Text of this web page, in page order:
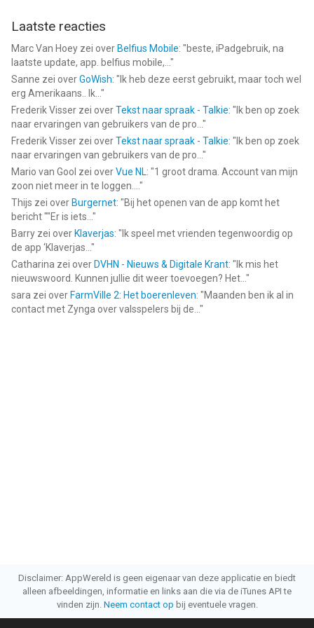
Laatste reacties
Marc Van Hoey zei over Belfius Mobile: "beste, iPadgebruik, na
laatste update, app. belfius mobile,... "
Sanne zei overGoWish: " Ik heb deze eerst gebruikt, maar toch wel
erg Amerikaans.. Ik... "
Frederik Visser zei overTekst naar spraak - Talkie: " Ik ben op zoek
naar ervaringen van gebruikers van de pro... "
Frederik Visser zei overTekst naar spraak - Talkie: " Ik ben op zoek
naar ervaringen van gebruikers van de pro... "
Mario van Gool zei overVue NL: "1 groot drama. Account van mijn
zoon niet meer in te loggen.... "
Thijs zei over Burgernet: "Bij het openen van de app komt het
bericht ""Er is iets... "
Barry zei over Klaverjas: " Ik speel met vrienden tegenwoordig op
de app ‘Klaverjas... "
Catharina zei over DVHN - Nieuws & Digitale Krant: " Ik mis het
nieuwswoord. Kunnen jullie dit weer toevoegen? Het... "
sara zei over FarmVille 2: Het boerenleven: "Maanden ben ik al in
contact met Zynga over valsspelers bij de... "
Disclaimer: AppWereld is geen eigenaar van deze applicatie en biedt
alleen afbeeldingen, informatie en links aan die via de iTunes API te
vinden zijn. Neem contact op bij eventuele vragen.